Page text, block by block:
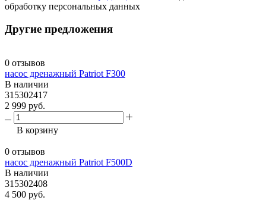
обработку персональных данных
Другие предложения
0 отзывов
насос дренажный Patriot F300
В наличии
315302417
2 999 руб.
В корзину
0 отзывов
насос дренажный Patriot F500D
В наличии
315302408
4 500 руб.